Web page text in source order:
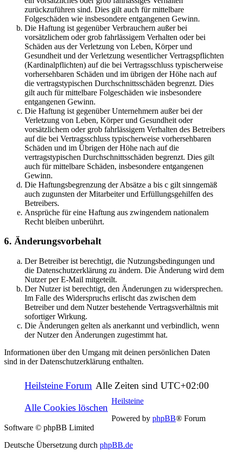
zurückzuführen sind. Dies gilt auch für mittelbare
Folgeschäden wie insbesondere entgangenen Gewinn.
Die Haftung ist gegenüber Verbrauchern außer bei
vorsätzlichem oder grob fahrlässigem Verhalten oder bei
Schäden aus der Verletzung von Leben, Körper und
Gesundheit und der Verletzung wesentlicher Vertragspflichten
(Kardinalpflichten) auf die bei Vertragsschluss typischerweise
vorhersehbaren Schäden und im übrigen der Höhe nach auf
die vertragstypischen Durchschnittsschäden begrenzt. Dies
gilt auch für mittelbare Folgeschäden wie insbesondere
entgangenen Gewinn.
Die Haftung ist gegenüber Unternehmern außer bei der
Verletzung von Leben, Körper und Gesundheit oder
vorsätzlichem oder grob fahrlässigem Verhalten des Betreibers
auf die bei Vertragsschluss typischerweise vorhersehbaren
Schäden und im Übrigen der Höhe nach auf die
vertragstypischen Durchschnittsschäden begrenzt. Dies gilt
auch für mittelbare Schäden, insbesondere entgangenen
Gewinn.
Die Haftungsbegrenzung der Absätze a bis c gilt sinngemäß
auch zugunsten der Mitarbeiter und Erfüllungsgehilfen des
Betreibers.
Ansprüche für eine Haftung aus zwingendem nationalem
Recht bleiben unberührt.
6. Änderungsvorbehalt
Der Betreiber ist berechtigt, die Nutzungsbedingungen und
die Datenschutzerklärung zu ändern. Die Änderung wird dem
Nutzer per E-Mail mitgeteilt.
Der Nutzer ist berechtigt, den Änderungen zu widersprechen.
Im Falle des Widerspruchs erlischt das zwischen dem
Betreiber und dem Nutzer bestehende Vertragsverhältnis mit
sofortiger Wirkung.
Die Änderungen gelten als anerkannt und verbindlich, wenn
der Nutzer den Änderungen zugestimmt hat.
Informationen über den Umgang mit deinen persönlichen Daten
sind in der Datenschutzerklärung enthalten.
Heilsteine Forum Alle Zeiten sind UTC+02:00
Alle Cookies löschen
Heilsteine
Powered by phpBB® Forum
Software © phpBB Limited
Deutsche Übersetzung durch phpBB.de